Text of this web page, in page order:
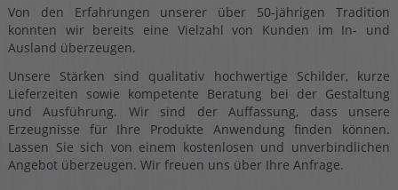
Von den Erfahrungen unserer über 50-jährigen Tradition
konnten wir bereits eine Vielzahl von Kunden im In- und
Ausland überzeugen.
Unsere Stärken sind qualitativ hochwertige Schilder, kurze
Lieferzeiten sowie kompetente Beratung bei der Gestaltung
und Ausführung. Wir sind der Auffassung, dass unsere
Erzeugnisse für Ihre Produkte Anwendung finden können.
Lassen Sie sich von einem kostenlosen und unverbindlichen
Angebot überzeugen. Wir freuen uns über Ihre Anfrage.